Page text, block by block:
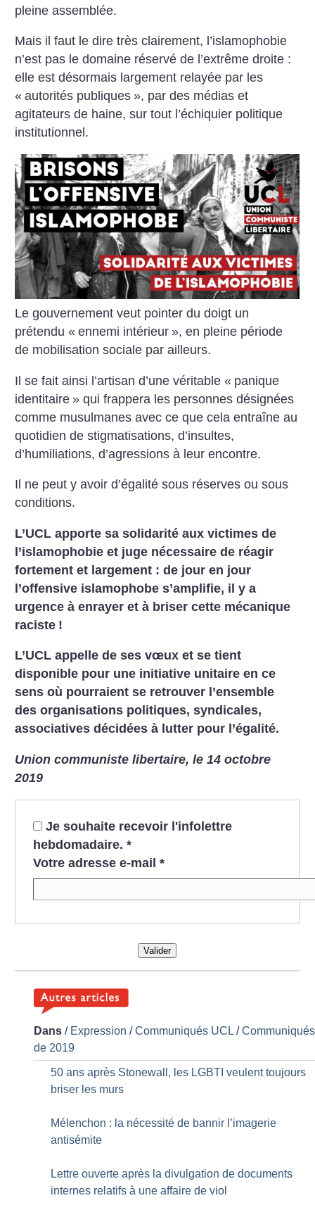
pleine assemblée.
Mais il faut le dire très clairement, l’islamophobie
n’est pas le domaine réservé de l’extrême droite :
elle est désormais largement relayée par les
« autorités publiques », par des médias et
agitateurs de haine, sur tout l’échiquier politique
institutionnel.
Le gouvernement veut pointer du doigt un
prétendu « ennemi intérieur », en pleine période
de mobilisation sociale par ailleurs.
Il se fait ainsi l’artisan d’une véritable « panique
identitaire » qui frappera les personnes désignées
comme musulmanes avec ce que cela entraîne au
quotidien de stigmatisations, d’insultes,
d’humiliations, d’agressions à leur encontre.
Il ne peut y avoir d’égalité sous réserves ou sous
conditions.
L’UCL apporte sa solidarité aux victimes de
l’islamophobie et juge nécessaire de réagir
fortement et largement : de jour en jour
l’offensive islamophobe s’amplifie, il y a
urgence à enrayer et à briser cette mécanique
raciste !
L’UCL appelle de ses vœux et se tient
disponible pour une initiative unitaire en ce
sens où pourraient se retrouver l’ensemble
des organisations politiques, syndicales,
associatives décidées à lutter pour l’égalité.
Union communiste libertaire, le 14 octobre
2019
Je souhaite recevoir l'infolettre
hebdomadaire. *
Votre adresse e-mail *
Valider
Dans / Expression /Communiqués UCL /Communiqués
de 2019
50 ans après Stonewall, les LGBTI veulent toujours
briser les murs
Mélenchon : la nécessité de bannir l’imagerie
antisémite
Lettre ouverte après la divulgation de documents
internes relatifs à une affaire de viol